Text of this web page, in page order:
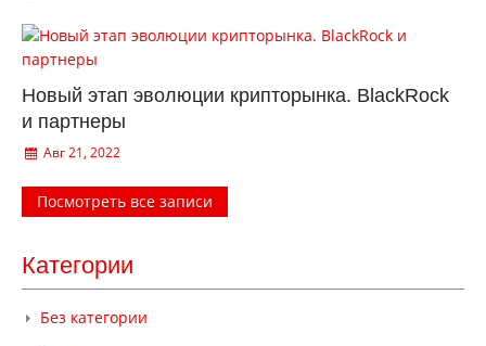
Новый этап эволюции крипторынка. BlackRock
и партнеры
Авг 21, 2022
Посмотреть все записи
Категории
Без категории